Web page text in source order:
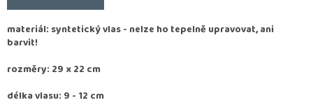
materiál: syntetický vlas - nelze ho tepelně upravovat, ani
barvit!
rozměry: 29 x 22 cm
délka vlasu: 9 - 12 cm